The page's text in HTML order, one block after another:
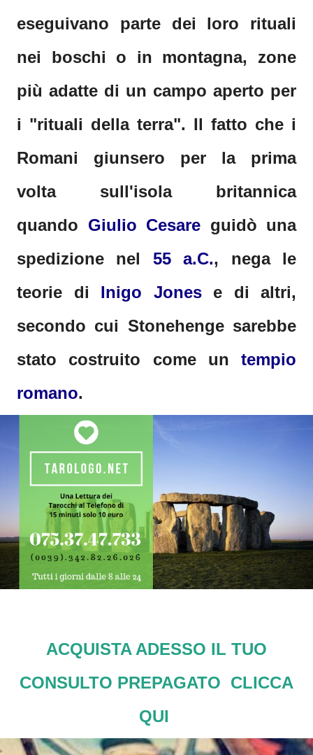
eseguivano parte dei loro rituali
nei boschi o in montagna, zone
più adatte di un campo aperto per
i "rituali della terra". Il fatto che i
Romani giunsero per la prima
volta sull'isola britannica
quando Giulio Cesare guidò una
spedizione nel 55 a.C., nega le
teorie di Inigo Jonese di altri,
secondo cui Stonehenge sarebbe
stato costruito come un tempio
romano.
ACQUISTA ADESSO IL TUO
CONSULTO PREPAGATO CLICCA
QUI